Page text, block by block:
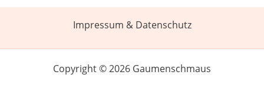
Impressum & Datenschutz
Copyright © 2026 Gaumenschmaus